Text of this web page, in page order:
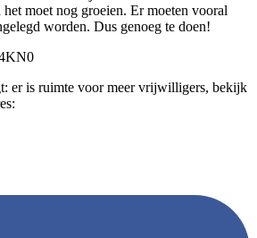
het moet nog groeien. Er moeten vooral
worden. Dus genoeg te doen!
er is ruimte voor meer vrijwilligers, bekijk